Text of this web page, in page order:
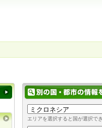
エリアを選択すると国が選択で